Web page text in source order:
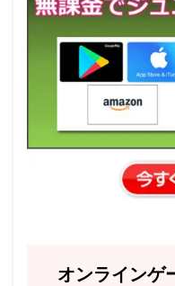
オンラインゲ